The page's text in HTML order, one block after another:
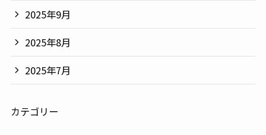
2025年9月
2025年8月
2025年7月
カテゴリー